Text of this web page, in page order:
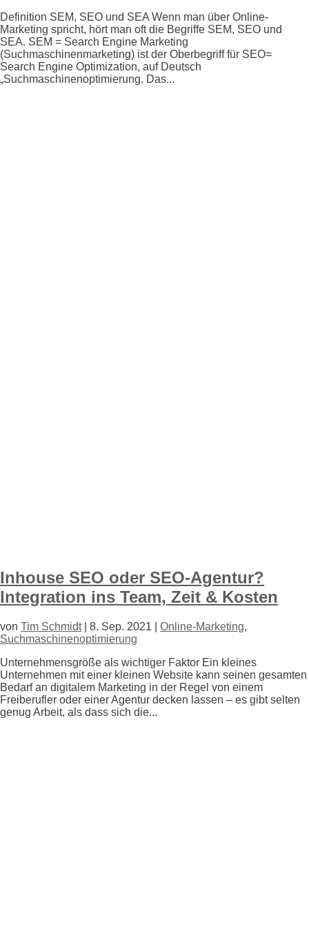
Definition SEM, SEO und SEA Wenn man über Online-
Marketing spricht, hört man oft die Begriffe SEM, SEO und
SEA. SEM = Search Engine Marketing
(Suchmaschinenmarketing) ist der Oberbegriff für SEO=
Search Engine Optimization, auf Deutsch
„Suchmaschinenoptimierung. Das...
Inhouse SEO oder SEO-Agentur?
Integration ins Team, Zeit & Kosten
von Tim Schmidt| 8. Sep. 2021 Online-Marketing,
Suchmaschinenoptimierung
Unternehmensgröße als wichtiger Faktor Ein kleines
Unternehmen mit einer kleinen Website kann seinen gesamten
Bedarf an digitalem Marketing in der Regel von einem
Freiberufler oder einer Agentur decken lassen – es gibt selten
genug Arbeit, als dass sich die...